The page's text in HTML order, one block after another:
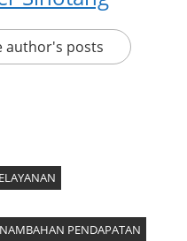
author's posts
PENDAPATAN